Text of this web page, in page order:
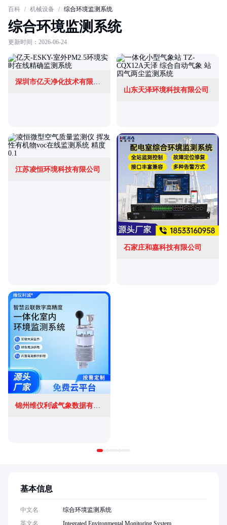
百科 / 机械设备 / 综合环境监测系统
综合环境监测系统
更新时间：2026-06-24
深圳市亿天净化技术有限公司
山东天泽环境科技有限公司
江苏凌恒环境科技有限公司
石家庄和嘉科技有限公司
基本信息
中文名
综合环境监测系统
英文名
Integrated Environmental Monitoring System